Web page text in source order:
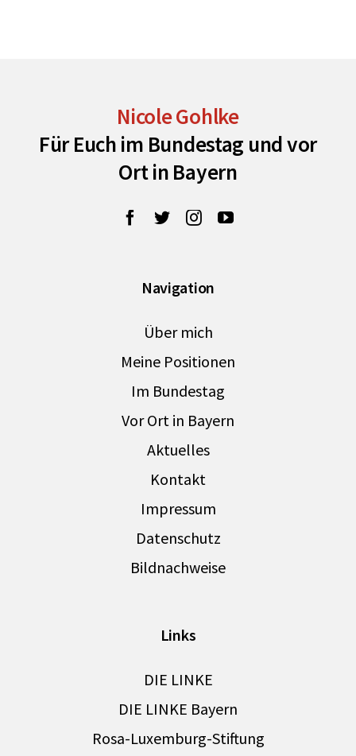
Nicole Gohlke
Für Euch im Bundestag und vor
Ort in Bayern
Navigation
Über mich
Meine Positionen
Im Bundestag
Vor Ort in Bayern
Aktuelles
Kontakt
Impressum
Datenschutz
Bildnachweise
Links
DIE LINKE
DIE LINKE Bayern
Rosa-Luxemburg-Stiftung